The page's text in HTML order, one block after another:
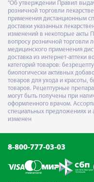
"Об утверждении Правил
розничной торговли
применения дистанционным
доставки указанных
изменений в некоторые акты
вопросу розничной торговли
медицинского применения
доставка из интернет-аптеки
категорий товаров:
биологически активных
товаров для ухода и красоты,
товаров. Рецептурные
могут быть получены при
оформленного врачом.
специальных предложениях и
изменен
8-800-777-03-03